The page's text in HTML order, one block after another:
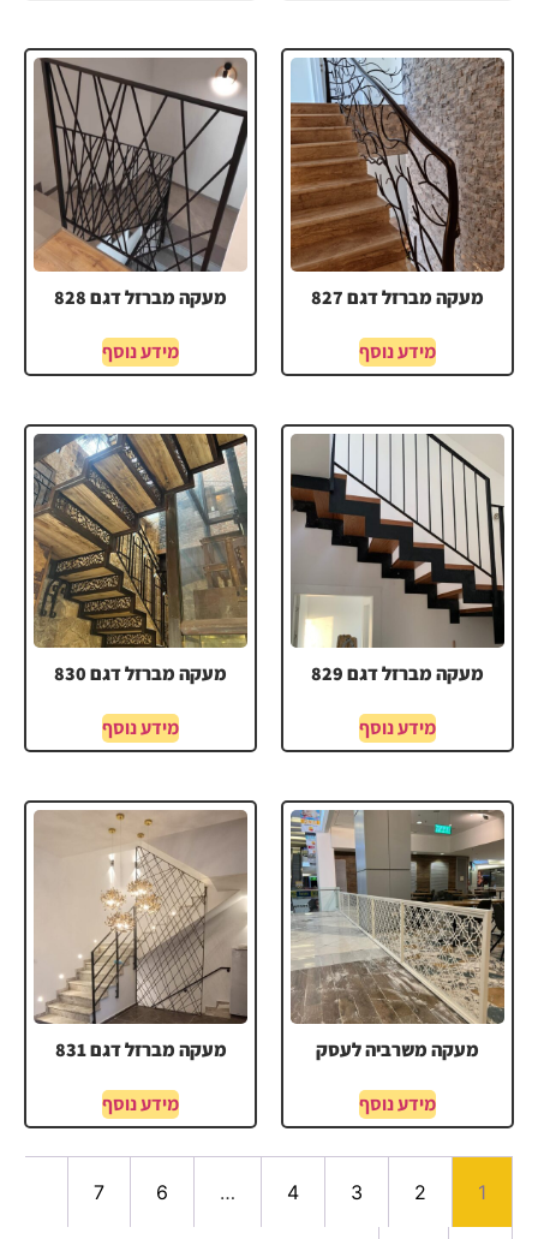
מעקה מברזל דגם 827
מידע נוסף
מעקה מברזל דגם 828
מידע נוסף
מעקה מברזל דגם 829
מידע נוסף
מעקה מברזל דגם 830
מידע נוסף
מעקה משרביה לעסק
מידע נוסף
מעקה מברזל דגם 831
מידע נוסף
1
2
3
4
…
6
7